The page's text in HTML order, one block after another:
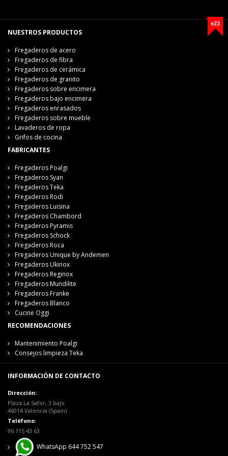
e23
NUESTROS PRODUCTOS
Fregaderos de acero
Fregaderos de fibra
Fregaderos de cerámica
Fregaderos de granito
Fregaderos sobre encimera
Fregaderos bajo encimera
Fregaderos enrasados
Fregaderos sobre mueble
Lavaderos de ropa
Grifos de cocina
FABRICANTES
Fregaderos Poalgi
Fregaderos Syan
Fregaderos Teka
Fregaderos Rodi
Fregaderos Luisina
Fregaderos Chambord
Fregaderos Pyramis
Fregaderos Schock
Fregaderos Roca
Fregaderos Unique by Andemen
Fregaderos Ukinox
Fregaderos Reginox
Fregaderos Mundilite
Fregaderos Franke
Fregaderos Blanco
Cucine Oggi
RECOMENDACIONES
Mantenimiento Poalgi
Consejos limpieza Teka
INFORMACIÓN DE CONTACTO
Dirección:
Plaza La Safor, 3 bajo
46014 Valencia (Spain)
Teléfono:
96 115 43 63
WhatsApp 644 752 547